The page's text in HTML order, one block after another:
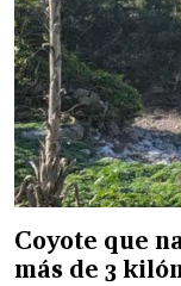
Coyote que
más de 3